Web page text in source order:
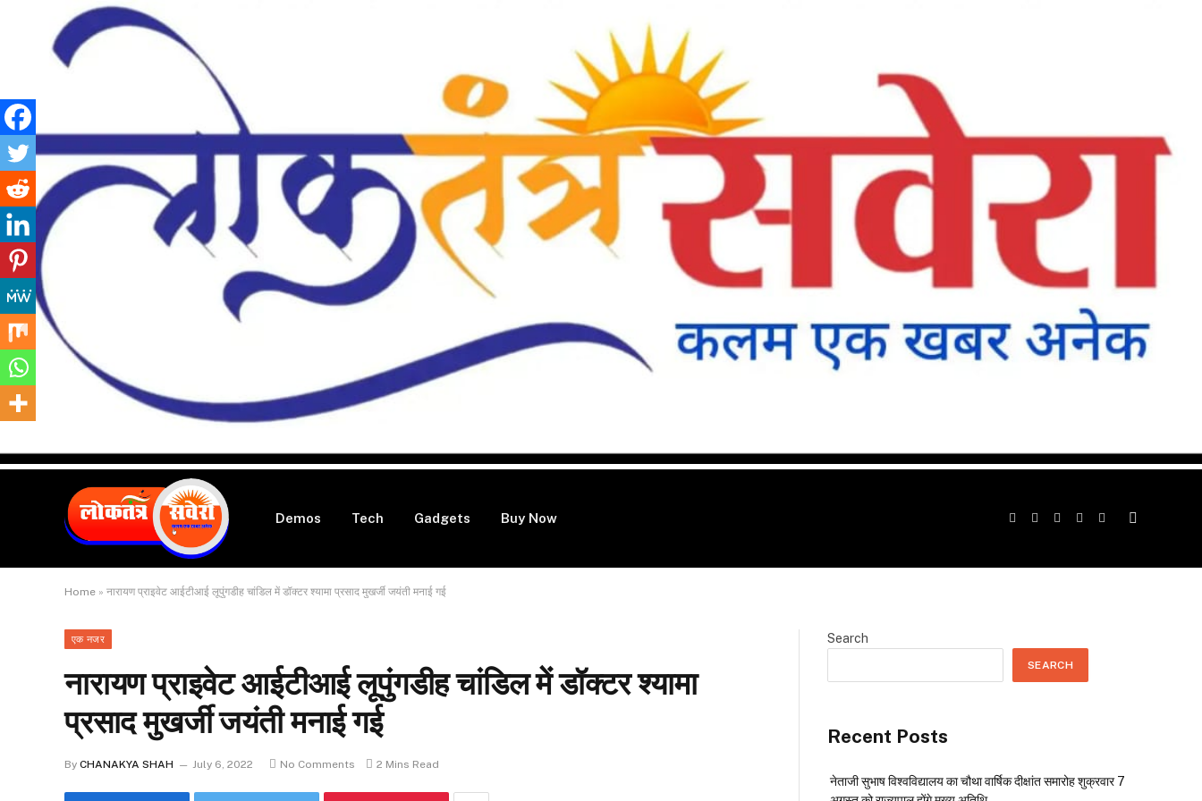
Demos Tech Gadgets Buy Now
Facebook
TwitterInstagram
YouTubeTelegram
Home » नारायण प्राइवेट आईटीआई लूपुंगडीह चांडिल में डॉक्टर श्यामा प्रसाद मुखर्जी जयंती मनाई गई
एक नजर
नारायण प्राइवेट आईटीआई लूपुंगडीह चांडिल में डॉक्टर श्यामा
प्रसाद मुखर्जी जयंती मनाई गई
By CHANAKYA SHAH July 6, 2022 No Comments 2 Mins Read
Search
SEARCH
Recent Posts
नेताजी सुभाष विश्वविद्यालय का चौथा वार्षिक दीक्षांत समारोह शुक्रवार 7